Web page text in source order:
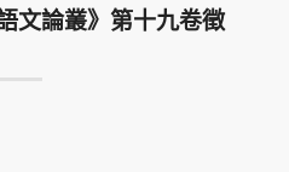
文論叢》第十九卷徵